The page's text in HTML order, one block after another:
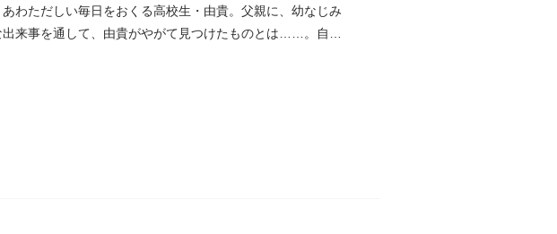
わただしい毎日をおくる高校生・由貴。父親に、幼なじみ
来事を通して、由貴がやがて見つけたものとは……。自由